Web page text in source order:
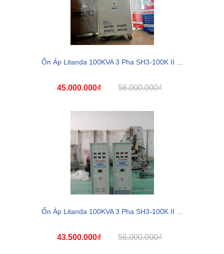
Ổn Áp Litanda 100KVA 3 Pha SH3-100K II ...
45.000.000₫ 56.000.000₫
Ổn Áp Litanda 100KVA 3 Pha SH3-100K II ...
43.500.000₫ 56.000.000₫